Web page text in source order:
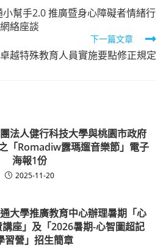
幫手2.0 推廣暨身心障礙者情緒行
絡座談
下一篇文章
越特殊教育人員實施要點修正規定
法人健行科技大學與桃園市政府
「Romadiw露瑪遛音樂節」電子
海報1份
2025-11-20
大學推廣教育中心辦理暑期「心
座」及「2026暑期-心智圖超記
習營」招生簡章